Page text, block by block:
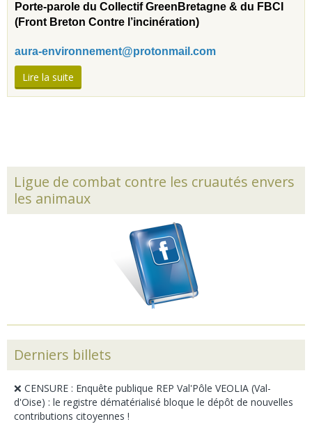
Porte-parole du Collectif GreenBretagne & du FBCI
(Front Breton Contre l’incinération)
aura-environnement@protonmail.com
Lire la suite
Ligue de combat contre les cruautés envers
les animaux
Derniers billets
❌ CENSURE : Enquête publique REP Val'Pôle VEOLIA (Val-
d'Oise) : le registre dématérialisé bloque le dépôt de nouvelles
contributions citoyennes !